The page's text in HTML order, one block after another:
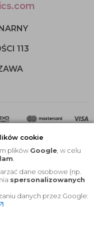
cookie
plików Google , w celu
dane osobowe (np.
spersonalizowanych
danych przez Google:
113
|KEYfabrics